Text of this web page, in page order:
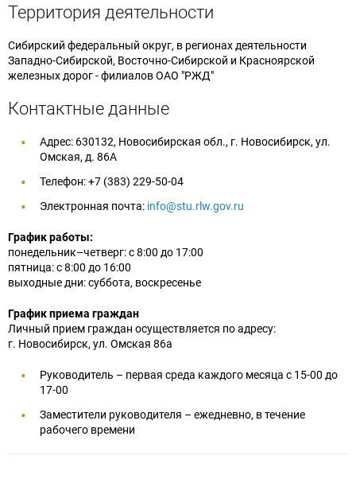
Территория деятельности
Сибирский федеральный округ, в регионах деятельности
Западно-Сибирской, Восточно-Сибирской и Красноярской
железных дорог - филиалов ОАО "РЖД"
Контактные данные
Адрес: 630132, Новосибирская обл., г. Новосибирск, ул.
Омская, д. 86А
Телефон: +7 (383) 229-50-04
Электронная почта: info@stu.rlw.gov.ru
График работы:
понедельник–четверг: с 8:00 до 17:00
пятница: с 8:00 до 16:00
выходные дни: суббота, воскресенье
График приема граждан
Личный прием граждан осуществляется по адресу:
г. Новосибирск, ул. Омская 86а
Руководитель – первая среда каждого месяца с 15-00 до
17-00
Заместители руководителя – ежедневно, в течение
рабочего времени